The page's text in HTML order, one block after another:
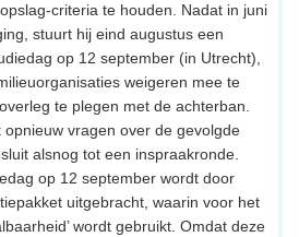
criteria te houden. Nadat in juni
stuurt hij eind augustus een
op 12 september (in Utrecht),
weigeren mee te
te plegen met de achterban.
opnieuw vragen over de gevolgde
alsnog tot een inspraakronde.
op 12 september wordt door
uitgebracht, waarin voor het
wordt gebruikt. Omdat deze